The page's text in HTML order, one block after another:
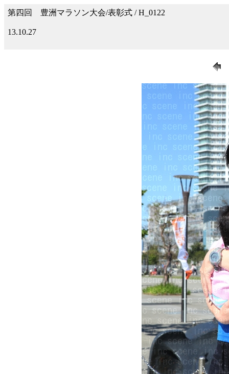
第四回 豊洲マラソン大会/表彰式 / H_0122
13.10.27